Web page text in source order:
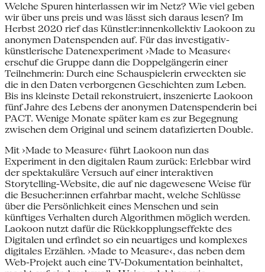
Welche Spuren hinterlassen wir im Netz? Wie viel geben
wir über uns preis und was lässt sich daraus lesen? Im
Herbst 2020 rief das Künstler:innenkollektiv Laokoon zu
anonymen Datenspenden auf. Für das investigativ-
künstlerische Datenexperiment ›Made to Measure‹
erschuf die Gruppe dann die Doppelgängerin einer
Teilnehmerin: Durch eine Schauspielerin erweckten sie
die in den Daten verborgenen Geschichten zum Leben.
Bis ins kleinste Detail rekonstruiert, inszenierte Laokoon
fünf Jahre des Lebens der anonymen Datenspenderin bei
PACT. Wenige Monate später kam es zur Begegnung
zwischen dem Original und seinem datafizierten Double.
Mit ›Made to Measure‹ führt Laokoon nun das
Experiment in den digitalen Raum zurück: Erlebbar wird
der spektakuläre Versuch auf einer interaktiven
Storytelling-Website, die auf nie dagewesene Weise für
die Besucher:innen erfahrbar macht, welche Schlüsse
über die Persönlichkeit eines Menschen und sein
künftiges Verhalten durch Algorithmen möglich werden.
Laokoon nutzt dafür die Rückkopplungseffekte des
Digitalen und erfindet so ein neuartiges und komplexes
digitales Erzählen. ›Made to Measure‹, das neben dem
Web-Projekt auch eine TV-Dokumentation beinhaltet,